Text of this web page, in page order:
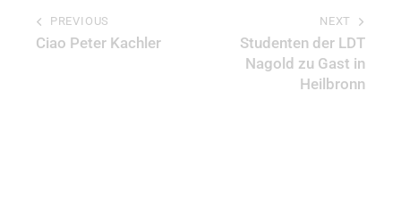
PREVIOUS
Ciao Peter Kachler
NEXT
Studenten der LDT
Nagold zu Gast in
Heilbronn